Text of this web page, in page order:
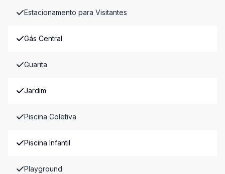
Estacionamento para Visitantes
Gás Central
Guarita
Jardim
Piscina Coletiva
Piscina Infantil
Playground